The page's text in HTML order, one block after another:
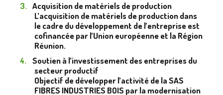
Acquisition de matériels de production
L’acquisition de matériels de production dans
le cadre du développement de l’entreprise est
cofinancée par l’Union européenne et la Région
Réunion.
Soutien à l’investissement des entreprises du
secteur productif
Objectif de développer l’activité de la SAS
FIBRES INDUSTRIES BOIS par la modernisation